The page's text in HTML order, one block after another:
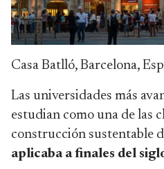
Casa Batlló, Barcelona,
Las universidades más
estudian como una de las
construcción sustentable
aplicaba a finales del